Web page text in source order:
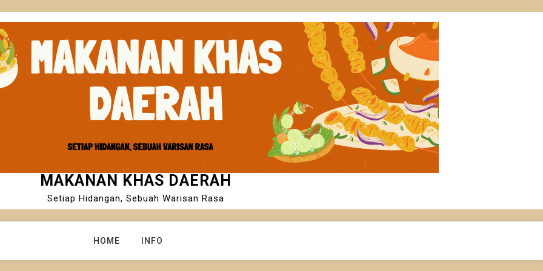
MAKANAN KHAS DAERAH
Setiap Hidangan, Sebuah Warisan Rasa
HOME INFO